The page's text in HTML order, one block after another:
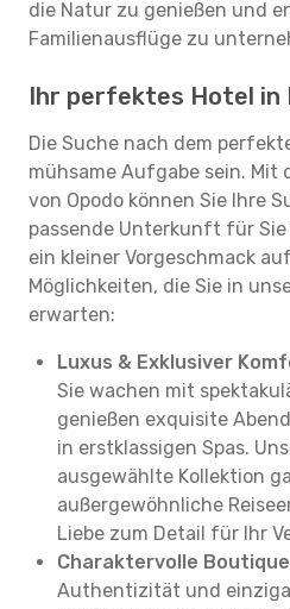
die Natur zu genießen und
Familienausflüge zu
Ihr perfektes Hotel in
Die Suche nach dem
mühsame Aufgabe sein.
von Opodo können Sie Ihre
passende Unterkunft für
ein kleiner Vorgeschmack
Möglichkeiten, die Sie in
erwarten:
Luxus & Exklusiver
Sie wachen mit
genießen exquisite
in erstklassigen Spas.
ausgewählte Kollektion
außergewöhnliche
Liebe zum Detail für Ihr
Charaktervolle
Authentizität und